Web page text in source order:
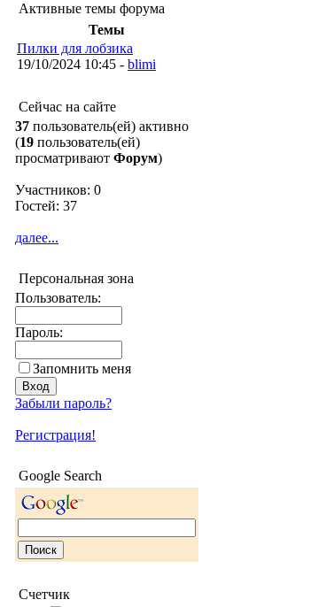
Активные темы форума
Темы
Пилки для лобзика
19/10/2024 10:45 - blimi
Сейчас на сайте
37 пользователь(ей) активно
(19 пользователь(ей)
просматривают Форум)
Участников: 0
Гостей: 37
далее...
Персональная зона
Пользователь:
Пароль:
Запомнить меня
Забыли пароль?
Регистрация!
Google Search
Счетчик